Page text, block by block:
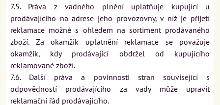
7.5. Práva z vadného plnění uplatňuje kupující u
prodávajícího na adrese jeho provozovny, v níž je přijetí
reklamace možné s ohledem na sortiment prodávaného
zboží. Za okamžik uplatnění reklamace se považuje
okamžik, kdy prodávající obdržel od kupujícího
reklamované zboží.
7.6. Další práva a povinnosti stran související s
odpovědností prodávajícího za vady může upravit
reklamační řád prodávajícího.